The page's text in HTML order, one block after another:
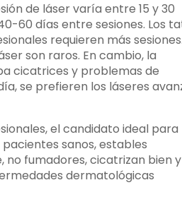
de láser varía entre 15 y 30
60 días entre sesiones. Los
requieren más
son raros. En cambio, la
cicatrices y problemas de
se prefieren los láseres
el candidato ideal para
sanos, estables
no fumadores, cicatrizan bien y
dermatológicas